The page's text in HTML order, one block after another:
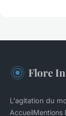
Flore In
L'agitation du
AccueilMentions